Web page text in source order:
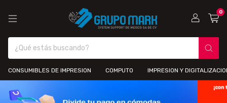
0
CONSUMIBLES DE IMPRESION COMPUTO IMPRESION Y